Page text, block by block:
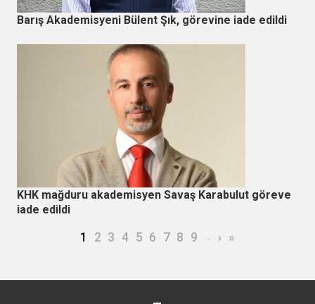
Barış Akademisyeni Bülent Şık, görevine iade edildi
KHK mağduru akademisyen Savaş Karabulut göreve
iade edildi
Şu an kullanılan sayfa
1 Page
2 Page
3 Page
4 Page
5 Page
6 Page
7 Page
8 Page
9 … Sonraki sayfa
› Son sayfa
»